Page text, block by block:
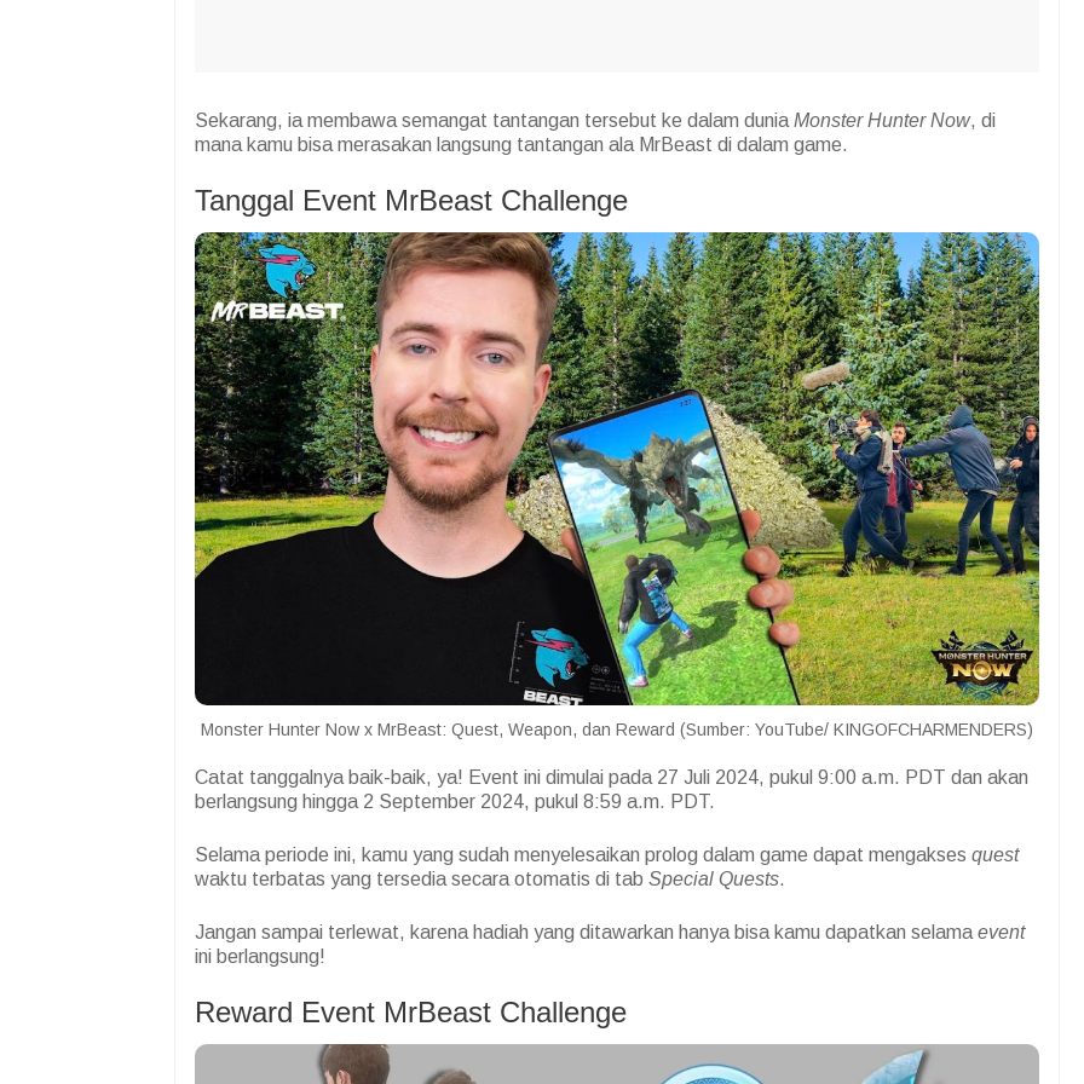
Sekarang, ia membawa semangat tantangan tersebut ke dalam dunia Monster Hunter Now, di
mana kamu bisa merasakan langsung tantangan ala MrBeast di dalam game.
Tanggal Event MrBeast Challenge
Monster Hunter Now x MrBeast: Quest, Weapon, dan Reward (Sumber: YouTube/ KINGOFCHARMENDERS)
Catat tanggalnya baik-baik, ya! Event ini dimulai pada 27 Juli 2024, pukul 9:00 a.m. PDT dan akan
berlangsung hingga 2 September 2024, pukul 8:59 a.m. PDT.
Selama periode ini, kamu yang sudah menyelesaikan prolog dalam game dapat mengakses quest
waktu terbatas yang tersedia secara otomatis di tab Special Quests.
Jangan sampai terlewat, karena hadiah yang ditawarkan hanya bisa kamu dapatkan selama event
ini berlangsung!
Reward Event MrBeast Challenge